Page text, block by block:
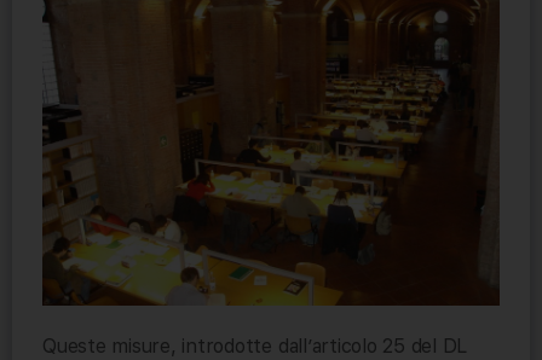
Queste misure, introdotte dall’articolo 25 del DL